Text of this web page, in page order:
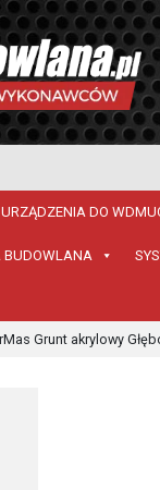
URZĄDZENIA DO
BUDOWLANA
Grunt akrylowy